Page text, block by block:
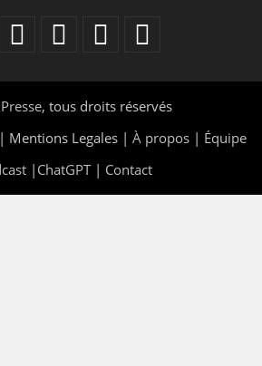
, tous droits réservés
| Mentions Legales | À propos | Équipe
| ChatGPT| Contact